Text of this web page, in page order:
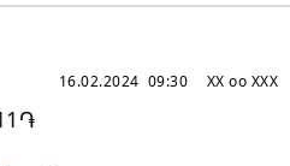
XX oo XXX
16.02.2024 09:30